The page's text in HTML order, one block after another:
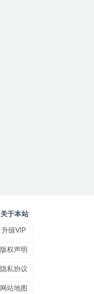
关于本站
升级VIP
版权声明
隐私协议
网站地图